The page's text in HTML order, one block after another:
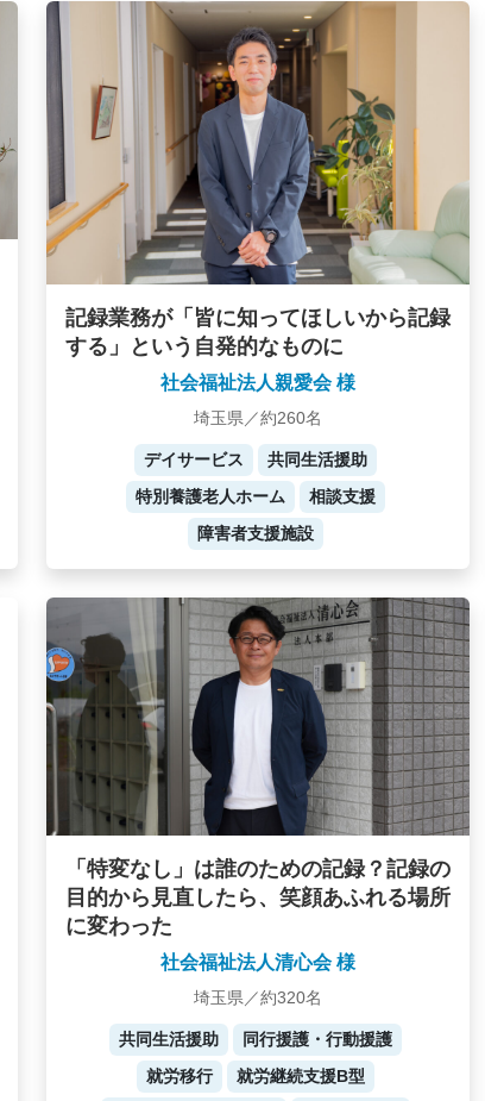
記録業務が「皆に知ってほしいから記録
する」という自発的なものに
社会福祉法人親愛会 様
埼玉県／約260名
デイサービス
共同生活援助
特別養護老人ホーム
相談支援
障害者支援施設
「特変なし」は誰のための記録？記録の
目的から見直したら、笑顔あふれる場所
に変わった
社会福祉法人清心会 様
埼玉県／約320名
共同生活援助
同行援護・行動援護
就労移行
就労継続支援B型